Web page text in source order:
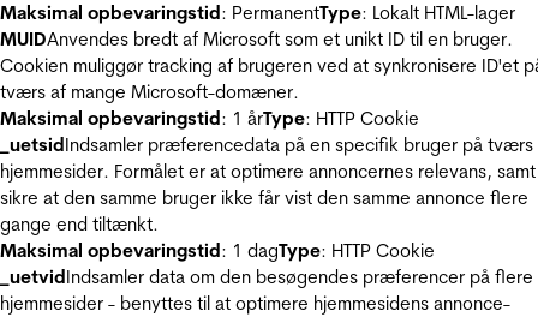
Maksimal opbevaringstid: PermanentType: Lokalt HTML-lager
MUIDAnvendes bredt af Microsoft som et unikt ID til en bruger.
Cookien muliggør tracking af brugeren ved at synkronisere ID'et
tværs af mange Microsoft-domæner.
Maksimal opbevaringstid: 1 årType: HTTP Cookie
_uetsidIndsamler præferencedata på en specifik bruger på tværs
hjemmesider. Formålet er at optimere annoncernes relevans, samt
sikre at den samme bruger ikke får vist den samme annonce flere
gange end tiltænkt.
Maksimal opbevaringstid: 1 dagType: HTTP Cookie
_uetvidIndsamler data om den besøgendes præferencer på flere
hjemmesider - benyttes til at optimere hjemmesidens annonce-